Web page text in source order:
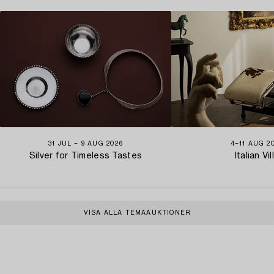
31 JUL − 9 AUG 2026
Silver for Timeless Tastes
4−11 AUG
Italian
VISA ALLA TEMAAUKTIONER